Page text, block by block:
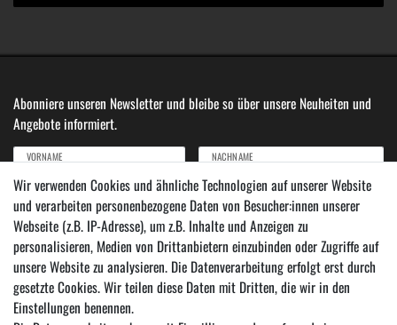
Abonniere unseren Newsletter und bleibe so über unsere Neuheiten und
Angebote informiert.
VORNAME NACHNAME
E-MAIL ***
Newsletter
Honig
Hiermit bestätige ich, dass ich dieDaten­schutz­erklärunggelesen habe. Meine Einwilligung
kann ich jederzeit widerrufen.***
Wir verwenden Cookies und ähnliche Technologien auf unserer Website
und verarbeiten personenbezogene Daten von Besucher:innen unserer
Webseite (z.B. IP-Adresse), um z.B. Inhalte und Anzeigen zu
personalisieren, Medien von Drittanbietern einzubinden oder Zugriffe auf
unsere Website zu analysieren. Die Datenverarbeitung erfolgt erst durch
gesetzte Cookies. Wir teilen diese Daten mit Dritten, die wir in den
Einstellungen benennen.